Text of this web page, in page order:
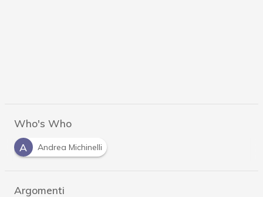
Who's Who
A
Andrea Michinelli
Argomenti